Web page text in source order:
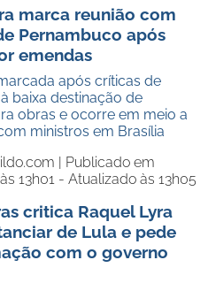
marca reunião com
Pernambuco após
emendas
após críticas de
baixa destinação de
obras e ocorre em meio a
ministros em Brasília
| Publicado em
13h01 - Atualizado às 13h05
critica Raquel Lyra
de Lula e pede
com o governo